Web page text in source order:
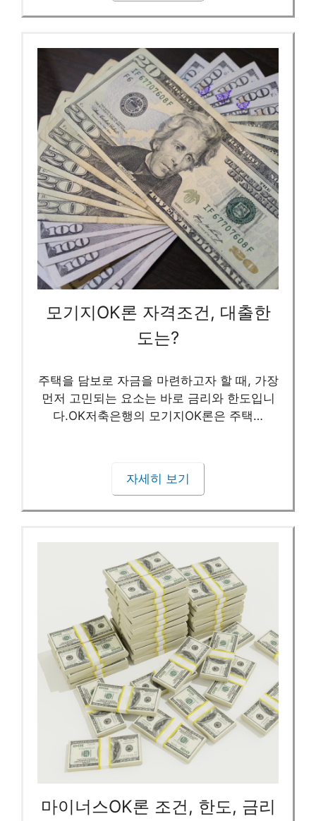
모기지OK론 자격조건, 대출한
도는?
주택을 담보로 자금을 마련하고자 할 때, 가장
먼저 고민되는 요소는 바로 금리와 한도입니
다.OK저축은행의 모기지OK론은 주택…
자세히 보기
마이너스OK론 조건, 한도, 금리